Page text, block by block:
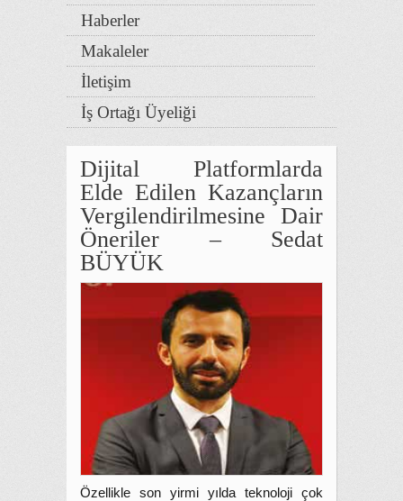
Haberler
Makaleler
İletişim
İş Ortağı Üyeliği
Dijital Platformlarda
Elde Edilen Kazançların
Vergilendirilmesine Dair
Öneriler – Sedat
BÜYÜK
Özellikle son yirmi yılda teknoloji çok